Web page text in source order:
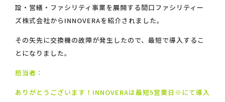
設・営繕・ファシリティ事業を展開する間口ファシリティー
ズ株式会社からINNOVERAを紹介されました。
その矢先に交換機の故障が発生したので、最短で導入するこ
とになりました。
担当者：
ありがとうございます！INNOVERAは最短5営業日※にて導入